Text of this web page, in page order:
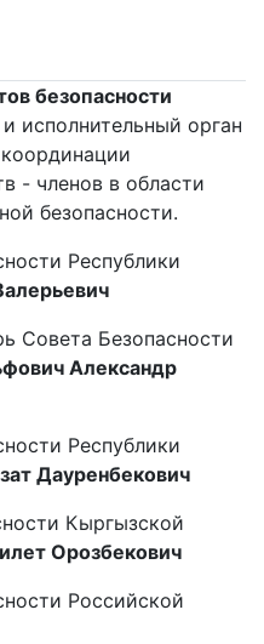
безопасности
исполнительный орган
- членов в области
безопасности.
Республики
Совета Безопасности
Александр
Республики
Дауренбекович
Кыргызской
Орозбекович
Российской